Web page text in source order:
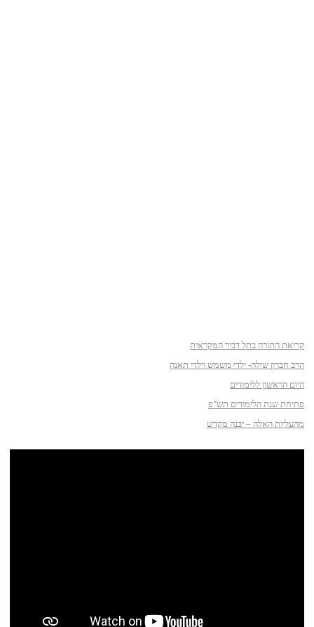
קריאת התורה בתל דביר המקראית
הרב חברון שילה- ילדי משמש וילדי תאנה
היום הראשון ללימודים
פתיחת שנת הלימודים תש"פ
מהעליות האלה – יבנה מקדש